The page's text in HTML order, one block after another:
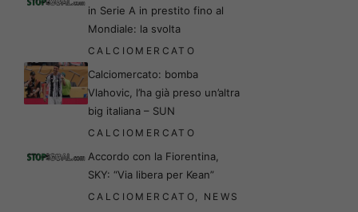
in Serie A in prestito fino al
Mondiale: la svolta
CALCIOMERCATO
Calciomercato: bomba
Vlahovic, l’ha già preso un’altra
big italiana – SUN
CALCIOMERCATO
Accordo con la Fiorentina,
SKY: “Via libera per Kean”
CALCIOMERCATO, NEWS